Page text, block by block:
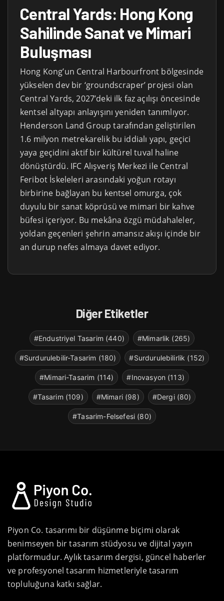
Central Yards: Hong Kong
Sahilinde Sanat ve Mimari
Buluşması
Hong Kong’un Central Harbourfront bölgesinde
yükselen dev bir ‘groundscraper’ projesi olan
Central Yards, 2027’deki ilk faz açılışı öncesinde
kentsel altyapı anlayışını yeniden tanımlıyor.
Henderson Land Group tarafından geliştirilen
1.6 milyon metrekarelik bu iddialı yapı, geçici
yaya geçidini aktif bir kültürel tuval haline
dönüştürdü. IFC Alışveriş Merkezi ile Central
Feribot İskeleleri arasındaki yoğun rotayı
birbirine bağlayan bu kentsel omurga, çok
duyulu bir sanat köprüsü ve mimari bir kahve
büfesi içeriyor. Bu mekâna özgü müdahaleler,
yoldan geçenleri şehrin amansız akışı içinde bir
an durup nefes almaya davet ediyor.
Diğer Etiketler
#Endustriyel Tasarim (440) #Mimarlik (265)
#Surdurulebilir-Tasarim (180) #Surdurulebilirlik (152)
#Mimari-Tasarim (114) #Inovasyon (113)
#Tasarim (109) #Mimari (98) #Dergi (80)
#Tasarim-Felsefesi (80)
Piyon Co. tasarımı bir düşünme biçimi olarak
benimseyen bir tasarım stüdyosu ve dijital yayın
platformudur. Aylık tasarım dergisi, güncel haberler
ve profesyonel tasarım hizmetleriyle tasarım
topluluğuna katkı sağlar.